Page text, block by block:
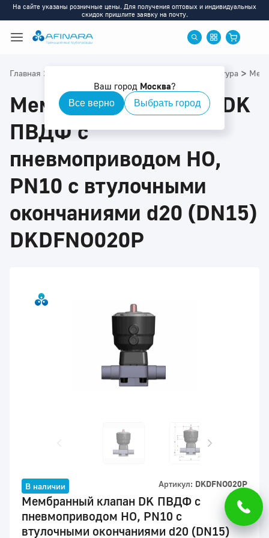
На сайте указаны розничные цены. Для получения оптовых и индивидуальных
скидок пришлите заявку на почту.
Ваш город Москва?
Все верно Выбрать город
Главная > ПВДФ: Приводная арматура >
Мембранный клапан DK
ПВДФ с
пневмоприводом НО,
PN10 с втулочными
окончаниями d20 (DN15)
DKDFNO020P
В наличии Артикул: DKDFNO020P
Мембранный клапан DK ПВДФ с
пневмоприводом НО, PN10 с
втулочными окончаниями d20 (DN15)